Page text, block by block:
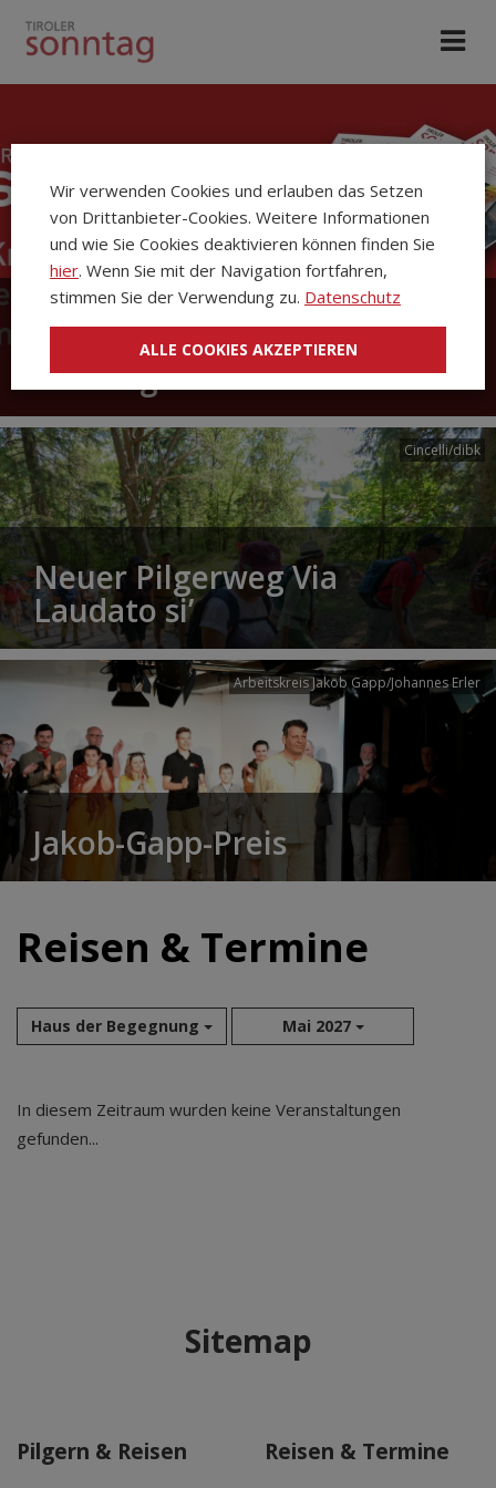
Die Kirchenzeitung Tiroler
Sonntag
Cincelli/dibk
Neuer Pilgerweg Via
Laudato si’
Arbeitskreis Jakob Gapp/Johannes Erler
Jakob-Gapp-Preis
Reisen & Termine
Haus der Begegnung Mai 2027
Aug 2026
Apr 2027
Mai 2027
In diesem Zeitraum wurden keine Veranstaltungen
gefunden...
Sitemap
Pilgern & Reisen Reisen & Termine
Wir verwenden Cookies und erlauben das Setzen
von Drittanbieter-Cookies. Weitere Informationen
und wie Sie Cookies deaktivieren können finden Sie
hier. Wenn Sie mit der Navigation fortfahren,
stimmen Sie der Verwendung zu. Datenschutz
ALLE COOKIES AKZEPTIEREN